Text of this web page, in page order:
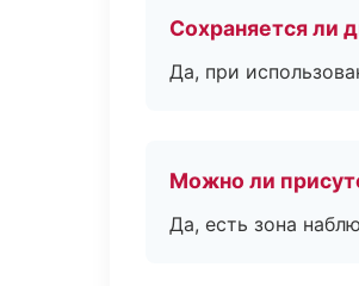
Сохраняется ли
Да, при
Можно ли
Да, есть зона